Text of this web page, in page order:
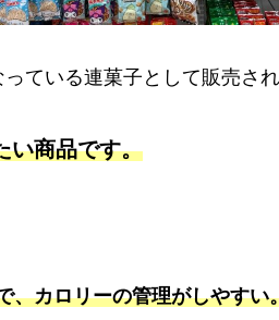
ている連菓子として販売され
い商品です。
、カロリーの管理がしやすい